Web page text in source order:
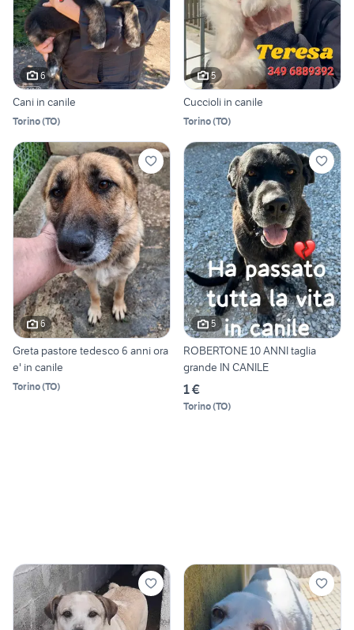
6
Cani in canile
Torino(TO)
5
Cuccioli in canile
Torino(TO)
6
Greta pastore tedesco 6 anni ora
e' in canile
Torino(TO)
5
ROBERTONE 10 ANNI taglia
grande IN CANILE
1 €
Torino(TO)